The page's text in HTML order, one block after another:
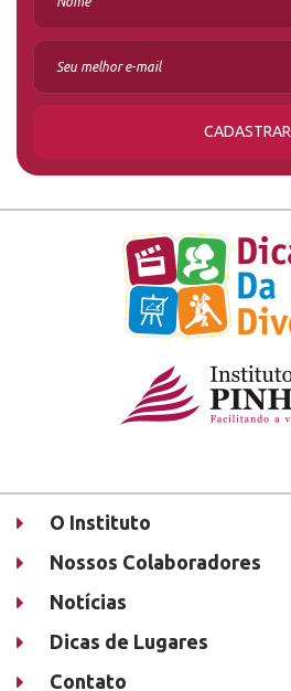
CADASTRAR
O Instituto
Nossos Colaboradores
Notícias
Dicas de Lugares
Contato